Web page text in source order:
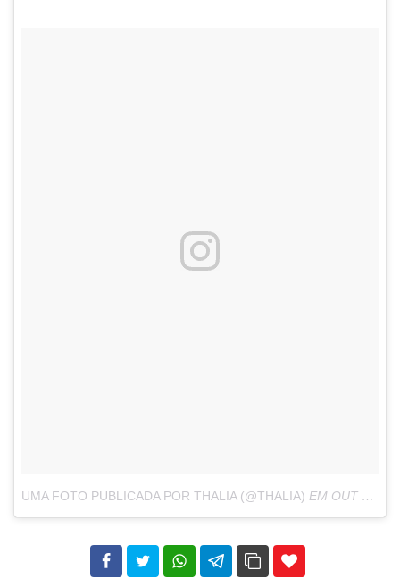
UMA FOTO PUBLICADA POR THALIA (@THALIA) EM OUT 10, 2016 ÀS 5:42 PDT
102 35